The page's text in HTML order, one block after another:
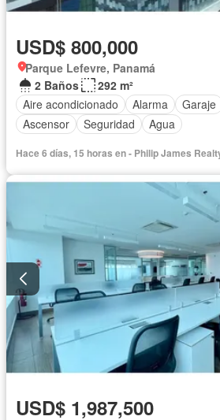
USD$ 800,000
Parque Lefevre, Panamá
2 Baños
292 m²
Aire acondicionado
Alarma Garaje
Ascensor
Seguridad Agua
Hace 6 días, 15 horas en - Philip James
USD$ 1,987,500